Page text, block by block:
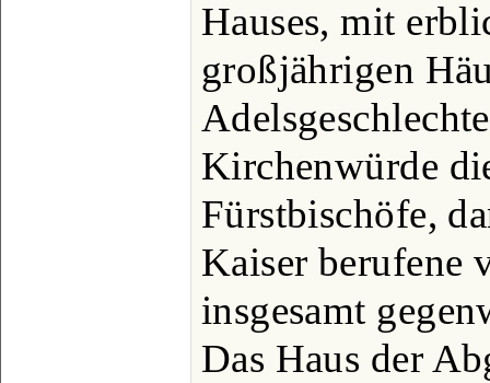
Hauses, mit
großjährigen
Kirchenwürde
Fürstbischöfe,
Kaiser berufene
insgesamt
Das Haus der